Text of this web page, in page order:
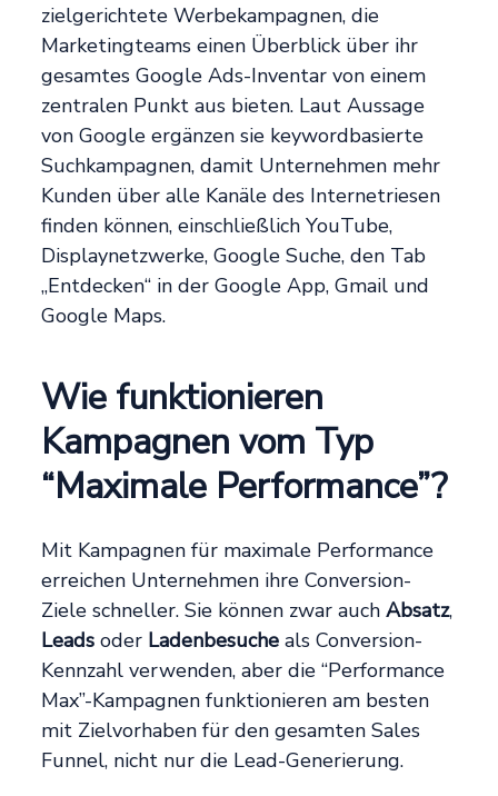
zielgerichtete Werbekampagnen, die
Marketingteams einen Überblick über ihr
gesamtes Google Ads-Inventar von einem
zentralen Punkt aus bieten. Laut Aussage
von Google ergänzen sie keywordbasierte
Suchkampagnen, damit Unternehmen mehr
Kunden über alle Kanäle des Internetriesen
finden können, einschließlich YouTube,
Displaynetzwerke, Google Suche, den Tab
„Entdecken“ in der Google App, Gmail und
Google Maps.
Wie funktionieren
Kampagnen vom Typ
“Maximale Performance”?
Mit Kampagnen für maximale Performance
erreichen Unternehmen ihre Conversion-
Ziele schneller. Sie können zwar auchAbsatz,
Leads oder Ladenbesuche als Conversion-
Kennzahl verwenden, aber die “Performance
Max”-Kampagnen funktionieren am besten
mit Zielvorhaben für den gesamten Sales
Funnel, nicht nur die Lead-Generierung.